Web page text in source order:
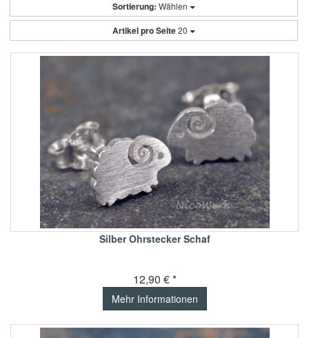
Sortierung: Wählen
Artikel pro Seite20
Silber Ohrstecker Schaf
12,90 € *
Mehr Informationen